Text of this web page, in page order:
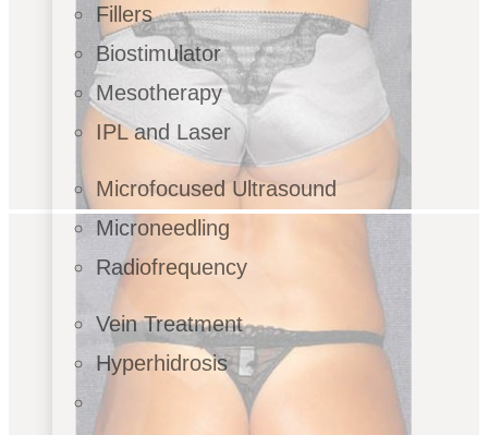
Fillers
Biostimulator
Mesotherapy
IPL and Laser
Microfocused Ultrasound
Microneedling
Radiofrequency
Vein Treatment
Hyperhidrosis